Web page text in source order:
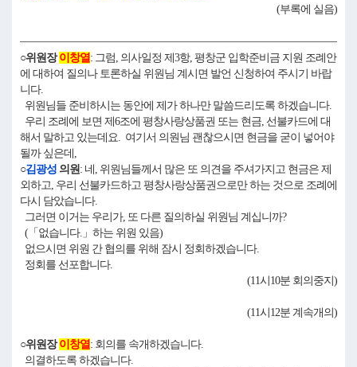
(부록에 실음)
○위원장이창열: 그럼, 의사일정 제3항, 평창군 입학준비금 지원 조례안
에 대하여 질의나 토론하실 위원님 계시면 발언 신청하여 주시기 바랍
니다.
위원님들 준비하시는 동안에 제가 하나만 말씀드리도록 하겠습니다.
우리 조례에 보면 제6조에 평창사랑상품권 또는 현금, 선불카드에 대
해서 말하고 있는데요. 여기서 의원님 괜찮으시면 현금을 굳이 넣어야
될까 싶은데,
○김광성 의원: 네, 위원님들께서 많은 또 의견을 주셔가지고 현금은 제
외하고, 우리 선불카드하고 평창사랑상품권으로만 하는 것으로 조례에
다시 담았습니다.
그러면 이거는 우리가, 또 다른 질의하실 위원님 계십니까?
(「없습니다.」하는 위원 있음)
없으시면 위원 간 협의를 위해 잠시 정회하겠습니다.
정회를 선포합니다.
(11시10분 회의중지)
(11시12분 계속개의)
○위원장이창열: 회의를 속개하겠습니다.
의결하도록 하겠습니다.